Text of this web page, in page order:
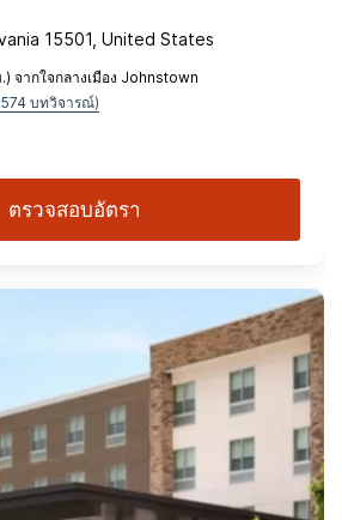
15501, United States
จากใจกลางเมือง Johnstown
บทวิจารณ์)
ตรวจสอบอัตรา